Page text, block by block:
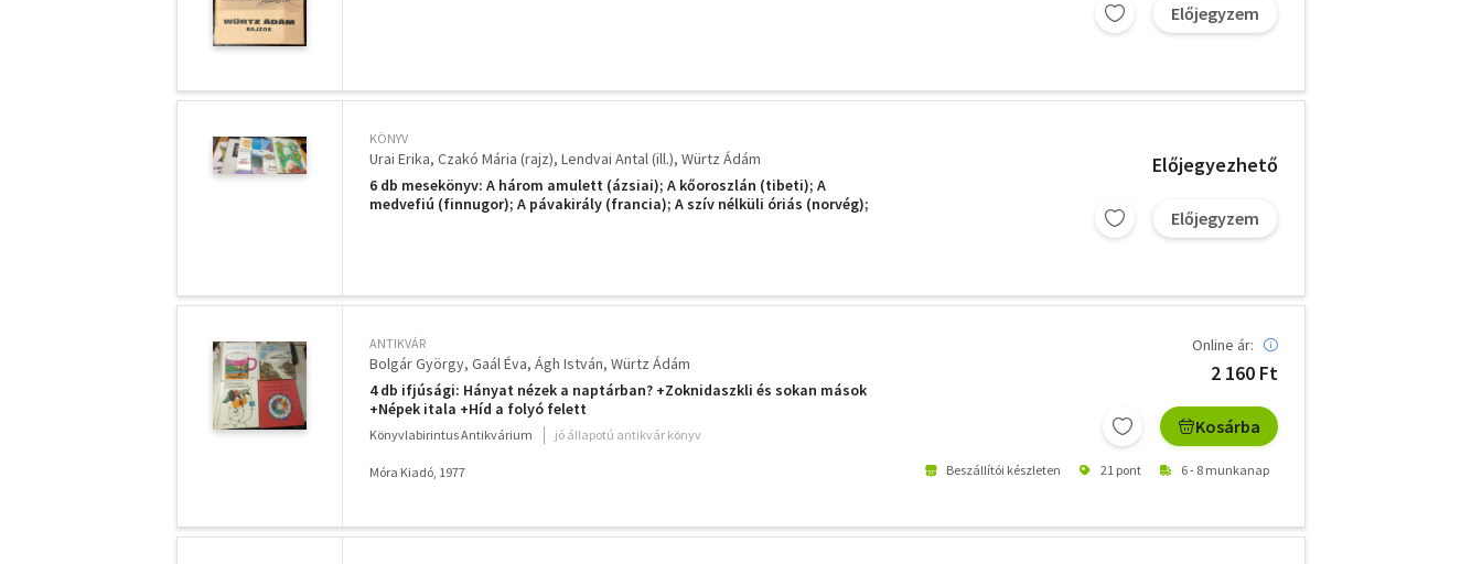
Előjegyzem
KÖNYV
Urai Erika Czakó Mária (rajz) Lendvai Antal (ill.) Würtz Ádám
6 db mesekönyv: A három amulett (ázsiai); A kőoroszlán (tibeti); A
medvefiú (finnugor); A pávakirály (francia); A szív nélküli óriás (norvég);
Előjegyezhető
Előjegyzem
ANTIKVÁR
Bolgár György Gaál Éva Ágh István Würtz Ádám
4 db ifjúsági: Hányat nézek a naptárban? +Zoknidaszkli és sokan mások
+Népek itala +Híd a folyó felett
Könyvlabirintus Antikvárium jó állapotú antikvár könyv
Móra Kiadó, 1977
Online ár:
2 160 Ft
Kosárba
Beszállítói készleten 21 pont 6 - 8 munkanap